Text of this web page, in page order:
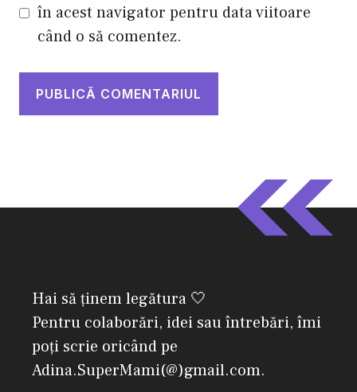
în acest navigator pentru data viitoare
când o să comentez.
Hai să ținem legătura 🤍
Pentru colaborări, idei sau întrebări, îmi
poți scrie oricând pe
Adina.SuperMami(@)gmail.com.